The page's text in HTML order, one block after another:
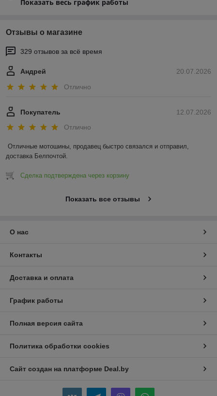
Показать весь график работы
Отзывы о магазине
329 отзывов за всё время
20.07.2026
Андрей
Отлично
12.07.2026
Покупатель
Отлично
Отличные мотошины, продавец быстро связался и отправил,
доставка Белпочтой.
Сделка подтверждена через корзину
Показать все отзывы
О нас
Контакты
Доставка и оплата
График работы
Полная версия сайта
Политика обработки cookies
Сайт создан на платформе Deal.by